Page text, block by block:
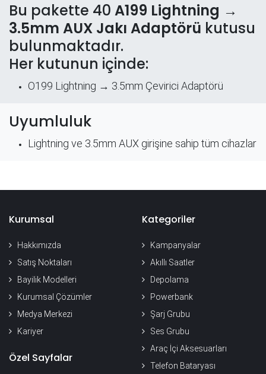
Bu pakette 40 A199 Lightning →
3.5mm AUX Jakı Adaptörü kutusu
bulunmaktadır.
Her kutunun içinde:
O199 Lightning → 3.5mm Çevirici Adaptörü
Uyumluluk
Lightning ve 3.5mm AUX girişine sahip tüm cihazlar
Kurumsal
Hakkımızda
Satış Noktaları
Bayilik Modelleri
Kurumsal Çözümler
Medya Merkezi
Kariyer
Özel Sayfalar
Kategoriler
Kampanyalar
Akıllı Saatler
Depolama
Powerbank
Şarj Grubu
Ses Grubu
Araç İçi Aksesuarları
Telefon Bataryası